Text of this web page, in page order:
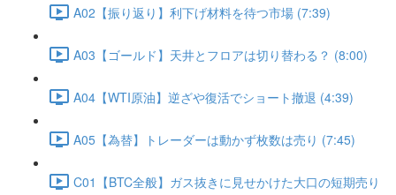
A02【振り返り】利下げ材料を待つ市場 (7:39)
A03【ゴールド】天井とフロアは切り替わる？ (8:00)
A04【WTI原油】逆ざや復活でショート撤退 (4:39)
A05【為替】トレーダーは動かず枚数は売り (7:45)
C01【BTC全般】ガス抜きに見せかけた大口の短期売り